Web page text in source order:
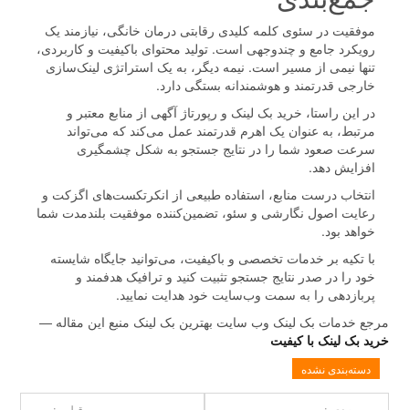
موفقیت در سئوی کلمه کلیدی رقابتی درمان خانگی، نیازمند یک
رویکرد جامع و چندوجهی است. تولید محتوای باکیفیت و کاربردی،
تنها نیمی از مسیر است. نیمه دیگر، به یک استراتژی لینک‌سازی
خارجی قدرتمند و هوشمندانه بستگی دارد.
در این راستا، خرید بک لینک و رپورتاژ آگهی از منابع معتبر و
مرتبط، به عنوان یک اهرم قدرتمند عمل می‌کند که می‌تواند
سرعت صعود شما را در نتایج جستجو به شکل چشمگیری
افزایش دهد.
انتخاب درست منابع، استفاده طبیعی از انکرتکست‌های اگزکت و
رعایت اصول نگارشی و سئو، تضمین‌کننده موفقیت بلندمدت شما
خواهد بود.
با تکیه بر خدمات تخصصی و باکیفیت، می‌توانید جایگاه شایسته
خود را در صدر نتایج جستجو تثبیت کنید و ترافیک هدفمند و
پربازدهی را به سمت وب‌سایت خود هدایت نمایید.
مرجع خدمات بک لینک وب سایت بهترین بک لینک منبع این مقاله —
خرید بک لینک با کیفیت
دسته‌بندی نشده